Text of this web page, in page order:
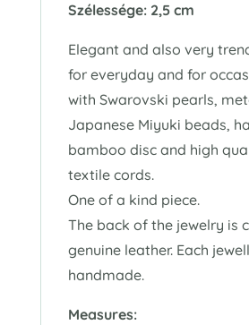
Szélessége: 2,5 cm
Elegant and also very
for everyday and for
with Swarovski pearls,
Japanese Miyuki beads,
bamboo disc and high
textile cords.
One of a kind piece.
The back of the jewelry is
genuine leather. Each
handmade.
Measures: